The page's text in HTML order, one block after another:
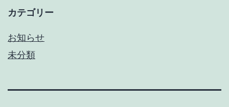
カテゴリー
お知らせ
未分類